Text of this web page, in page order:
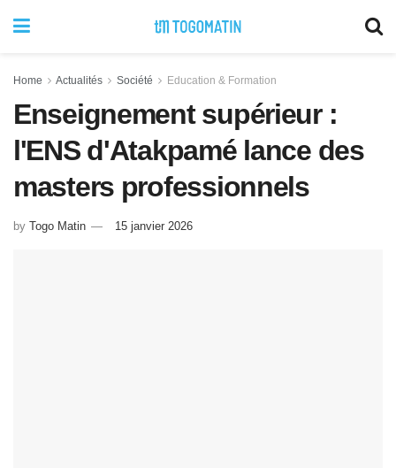
Home Actualités Société Education & Formation
Enseignement supérieur :
l'ENS d'Atakpamé lance des
masters professionnels
by Togo Matin 15 janvier 2026